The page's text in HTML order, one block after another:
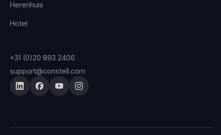
Herenhuis
Hotel
+31 (0)20 893 2406
support@constell.com